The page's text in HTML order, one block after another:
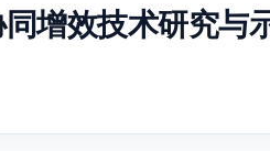
增效技术研究与